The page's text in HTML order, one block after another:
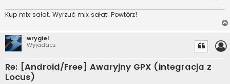
Kup mix sałat. Wyrzuć mix sałat. Powtórz!
wrygiel
Wyjadacz
Re: [Android/Free] Awaryjny GPX (integracja z
Locus)